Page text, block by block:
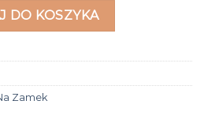
DO KOSZYKA
Zamek